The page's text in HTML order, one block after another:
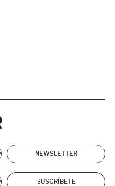
NEWSLETTER
SUSCRÍBETE